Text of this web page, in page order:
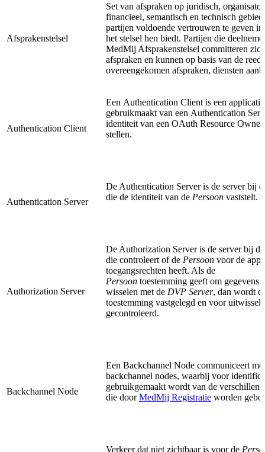
Afsprakenstelsel
Set van afspraken op juridisch,
financieel, semantisch en technisch
partijen voldoende vertrouwen te geven in
het stelsel hen biedt. Partijen die
MedMij Afsprakenstelsel committeren
afspraken en kunnen op basis van de reeds
overeengekomen afspraken, diensten
Authentication Client
Een Authentication Client is een
gebruikmaakt van een Authentication
identiteit van een OAuth Resource Owner
stellen.
Authentication Server
De Authentication Server is de server bij
die de identiteit van de Persoon vaststelt.
Authorization Server
De Authorization Server is de server bij
die controleert of de Persoon voor de
toegangsrechten heeft. Als de
Persoon toestemming geeft om gegevens
wisselen met de DVP Server, dan wordt
toestemming vastgelegd en voor
gecontroleerd.
Backchannel Node
Een Backchannel Node communiceert
backchannel nodes, waarbij voor
gebruikgemaakt wordt van de
die doorMedMij Registratie worden
Verkeer dat niet zichtbaar is voor de